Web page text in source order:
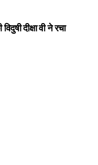
दीक्षा वी ने रचा